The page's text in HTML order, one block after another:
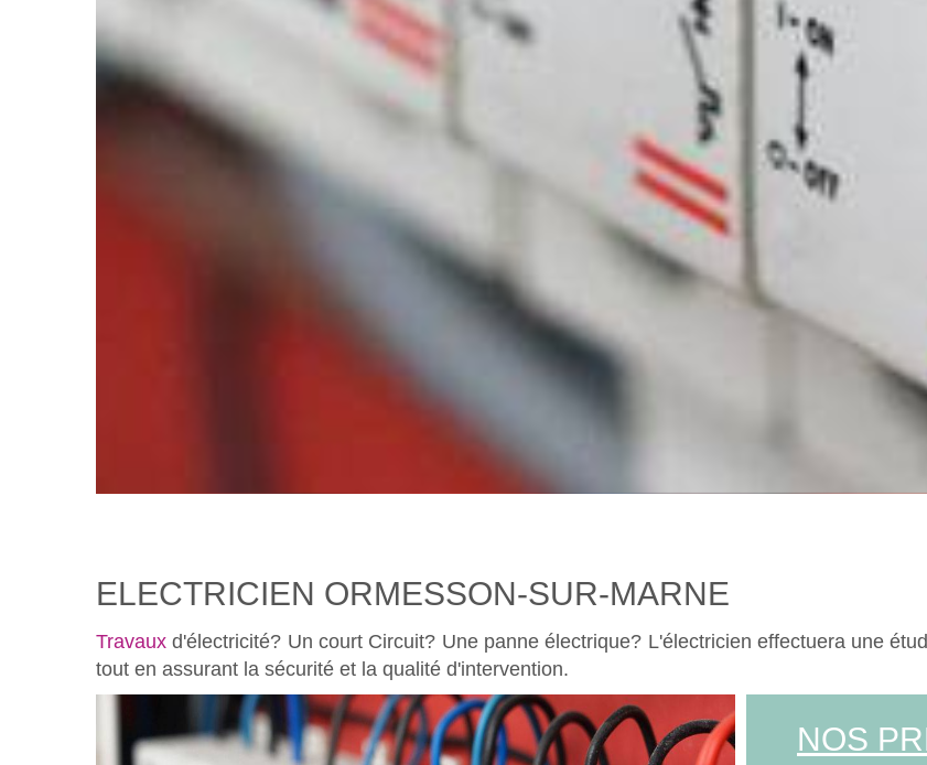
ELECTRICIEN ORMESSON-SUR-MARNE
Travaux d'électricité? Un court Circuit? Une panne électrique? L'électricien effectuera une
tout en assurant la sécurité et la qualité d'intervention.
NOS